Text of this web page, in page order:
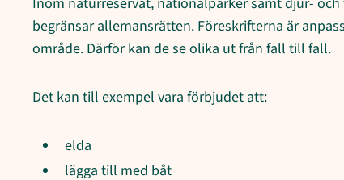
begränsar allemansrätten. Föreskrifterna är
område. Därför kan de se olika ut från fall till fall.
Det kan till exempel vara förbjudet att:
elda
lägga till med båt